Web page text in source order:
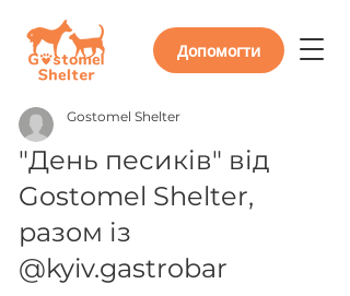
Допомогти
"День песиків" від
Gostomel Shelter,
разом із
@kyiv.gastrobar
Gostomel Shelter